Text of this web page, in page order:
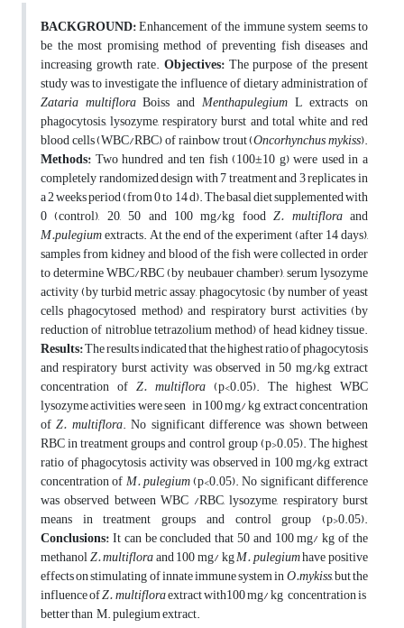
BACKGROUND:Enhancement of the immune system seems to
be the most promising method of preventing fish diseases and
increasing growth rate. Objectives:The purpose of the present
study was to investigate the influence of dietary administration of
Zataria multifloraBoiss and MenthapulegiumL extracts on
phagocytosis, lysozyme, respiratory burst and total white and red
blood cells (WBC/RBC) of rainbow trout (Oncorhynchus mykiss).
Methods:Two hundred and ten fish (100±10 g) were used in a
completely randomized design with 7 treatment and 3 replicates in
a 2 weeks period (from 0 to 14 d). The basal diet supplemented with
0 (control), 20, 50 and 100 mg/kg foodZ. multifloraand
M.pulegiumextracts. At the end of the experiment (after 14 days),
samples from kidney and blood of the fish were collected in order
to determine WBC/RBC (by neubauer chamber), serum lysozyme
activity (by turbid metric assay, phagocytosic (by number of yeast
cells phagocytosed method) and respiratory burst activities (by
reduction of nitroblue tetrazolium method) of head kidney tissue.
Results:The results indicated that the highest ratio of phagocytosis
and respiratory burst activity was observed in 50 mg/kg extract
concentration of Z. multiflora (p<0.05). The highest WBC
lysozyme activities were seen in 100 mg/ kg extract concentration
ofZ. multiflora. No significant difference was shown between
RBC in treatment groups and control group (p>0.05). The highest
ratio of phagocytosis activity was observed in 100 mg/kg extract
concentration ofM. pulegium(p<0.05). No significant difference
was observed between WBC /RBC, lysozyme, respiratory burst
means in treatment groups and control group (p>0.05).
Conclusions:It can be concluded that 50 and 100 mg/ kg of the
methanolZ. multifloraand 100 mg/ kgM. pulegiumhave positive
effects on stimulating of innate immune system inO.mykiss, but the
influence ofZ. multifloraextract with100 mg/ kg concentration is
better than M. pulegium extract.